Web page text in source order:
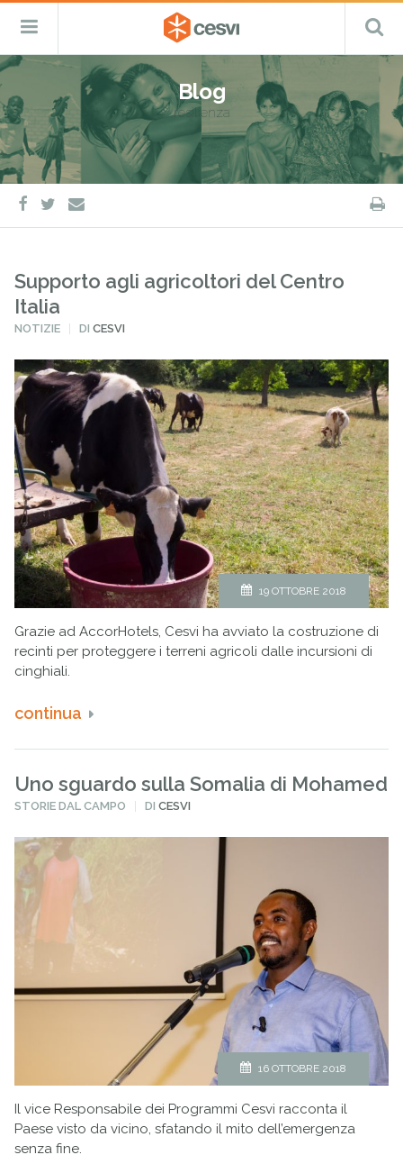
Salta
al
contenuto
CESVI
Fondazione
–
ETS
Cooperazione,
Emergenza
e
Sviluppo
Menu
Blog
resilienza
facebook
twitter
e-
mail
Supporto agli agricoltori del Centro
Italia
PUBBLICATO
NOTIZIE DICESVI
19 OTTOBRE 2018
Grazie ad AccorHotels, Cesvi ha avviato la costruzione di
recinti per proteggere i terreni agricoli dalle incursioni di
cinghiali.
continua
Uno sguardo sulla Somalia di Mohamed
PUBBLICATO
STORIE DAL CAMPO DICESVI
16 OTTOBRE 2018
Il vice Responsabile dei Programmi Cesvi racconta il
Paese visto da vicino, sfatando il mito dell’emergenza
senza fine.